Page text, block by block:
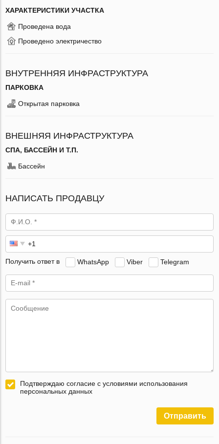
ХАРАКТЕРИСТИКИ УЧАСТКА
Проведена вода
Проведено электричество
ВНУТРЕННЯЯ ИНФРАСТРУКТУРА
ПАРКОВКА
Открытая парковка
ВНЕШНЯЯ ИНФРАСТРУКТУРА
СПА, БАССЕЙН И Т.П.
Бассейн
НАПИСАТЬ ПРОДАВЦУ
Получить ответ в WhatsApp Viber Telegram
Подтверждаю согласие с условиями использования
персональных данных
Отправить